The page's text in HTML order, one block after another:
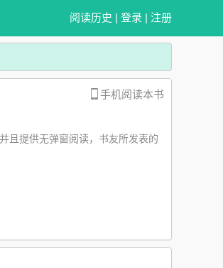
阅读历史 | 登录 | 注册
手机阅读本书
且提供无弹窗阅读，书友所发表的